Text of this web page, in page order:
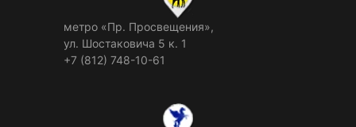
метро «Пр. Просвещения»,
ул. Шостаковича 5 к. 1
+7 (812) 748-10-61